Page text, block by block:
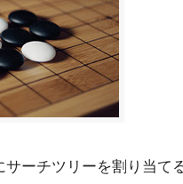
ーチツリーを割り当て